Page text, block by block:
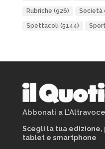
Rubriche (926) Società
Spettacoli (5144)
Abbonati a
Scegli la tua edizione,
tablet e smartphone